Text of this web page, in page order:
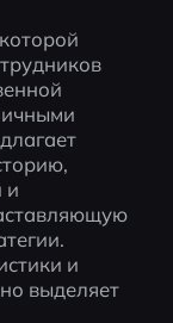
и
и
выделяет